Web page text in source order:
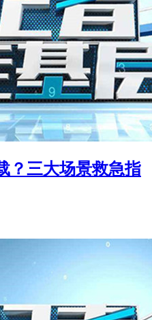
？三大场景救急指